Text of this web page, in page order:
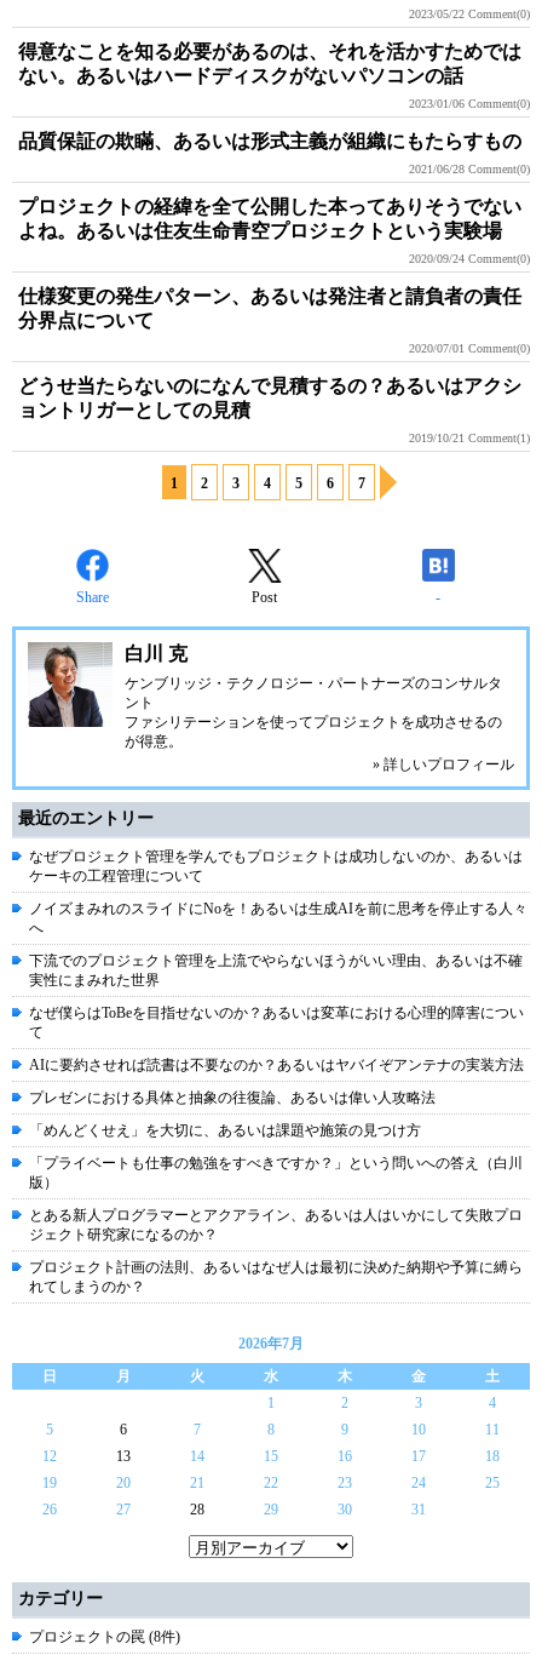
2023/05/22 Comment(0)
得意なことを知る必要があるのは、それを活かすためでは
ない。あるいはハードディスクがないパソコンの話
2023/01/06 Comment(0)
品質保証の欺瞞、あるいは形式主義が組織にもたらすもの
2021/06/28 Comment(0)
プロジェクトの経緯を全て公開した本ってありそうでない
よね。あるいは住友生命青空プロジェクトという実験場
2020/09/24 Comment(0)
仕様変更の発生パターン、あるいは発注者と請負者の責任
分界点について
2020/07/01 Comment(0)
どうせ当たらないのになんで見積するの？あるいはアクシ
ョントリガーとしての見積
2019/10/21 Comment(1)
1 2 3 4 5 6 7
Share Post -
白川 克
ケンブリッジ・テクノロジー・パートナーズのコンサルタ
ント
ファシリテーションを使ってプロジェクトを成功させるの
が得意。
» 詳しいプロフィール
最近のエントリー
なぜプロジェクト管理を学んでもプロジェクトは成功しないのか、あるいは
ケーキの工程管理について
ノイズまみれのスライドにNoを！あるいは生成AIを前に思考を停止する人々
へ
下流でのプロジェクト管理を上流でやらないほうがいい理由、あるいは不確
実性にまみれた世界
なぜ僕らはToBeを目指せないのか？あるいは変革における心理的障害につい
て
AIに要約させれば読書は不要なのか？あるいはヤバイぞアンテナの実装方法
プレゼンにおける具体と抽象の往復論、あるいは偉い人攻略法
「めんどくせえ」を大切に、あるいは課題や施策の見つけ方
「プライベートも仕事の勉強をすべきですか？」という問いへの答え（白川
版）
とある新人プログラマーとアクアライン、あるいは人はいかにして失敗プロ
ジェクト研究家になるのか？
プロジェクト計画の法則、あるいはなぜ人は最初に決めた納期や予算に縛ら
れてしまうのか？
2026年7月
日
月 火 水 木 金
土
1
2 3
4
5
6 7 8 9 10
11
12
13 14 15 16 17
18
19
20 21 22 23 24
25
26
27 28 29 30 31
カテゴリー
プロジェクトの罠 (8件)